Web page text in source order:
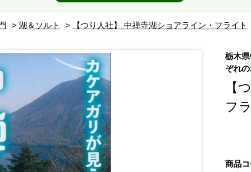
> 湖＆ソルト > 【つり人社】 中禅寺湖ショアライン・フライト
栃木
ぞれ
【
フ
商品